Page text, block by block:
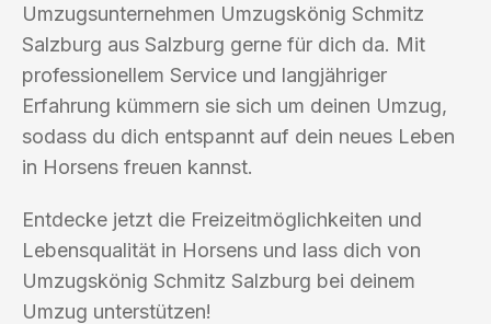
Umzugsunternehmen Umzugskönig Schmitz
Salzburg aus Salzburg gerne für dich da. Mit
professionellem Service und langjähriger
Erfahrung kümmern sie sich um deinen Umzug,
sodass du dich entspannt auf dein neues Leben
in Horsens freuen kannst.
Entdecke jetzt die Freizeitmöglichkeiten und
Lebensqualität in Horsens und lass dich von
Umzugskönig Schmitz Salzburg bei deinem
Umzug unterstützen!